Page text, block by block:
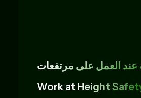
عند العمل على مرتفعات
Work at Height